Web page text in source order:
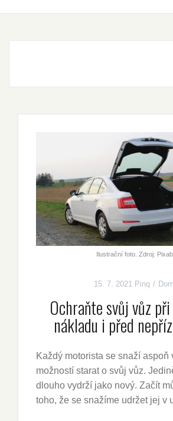
Ilustrační foto. Zdroj:
15. 7. 2021 Pinq
Ochraňte svůj vůz
nákladu i před
Každý motorista se snaží aspoň
možností starat o svůj vůz.
dlouho vydrží jako nový. Začít
toho, že se snažíme udržet jej v